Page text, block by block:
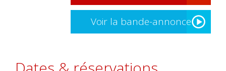
Voir la bande-annonce